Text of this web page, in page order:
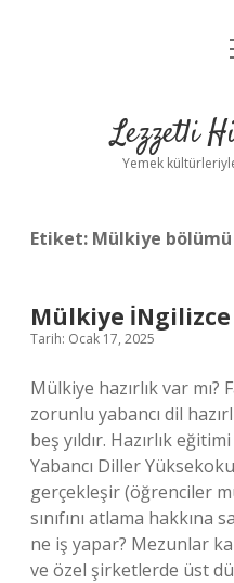
Lezzetli
Yemek
Etiket: Mülkiye
Mülkiye
Tarih: Ocak 17, 2025
Mülkiye hazırlık var
zorunlu yabancı dil
beş yıldır. Hazırlık
Yabancı Diller
gerçekleşir (öğrenciler
sınıfını atlama
ne iş yapar? Mezunlar
ve özel şirketlerde üst